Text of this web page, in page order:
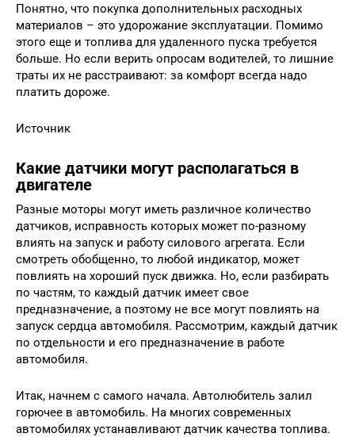
Понятно, что покупка дополнительных расходных
материалов – это удорожание эксплуатации. Помимо
этого еще и топлива для удаленного пуска требуется
больше. Но если верить опросам водителей, то лишние
траты их не расстраивают: за комфорт всегда надо
платить дороже.
Источник
Какие датчики могут располагаться в
двигателе
Разные моторы могут иметь различное количество
датчиков, исправность которых может по-разному
влиять на запуск и работу силового агрегата. Если
смотреть обобщенно, то любой индикатор, может
повлиять на хороший пуск движка. Но, если разбирать
по частям, то каждый датчик имеет свое
предназначение, а поэтому не все могут повлиять на
запуск сердца автомобиля. Рассмотрим, каждый датчик
по отдельности и его предназначение в работе
автомобиля.
Итак, начнем с самого начала. Автолюбитель залил
горючее в автомобиль. На многих современных
автомобилях устанавливают датчик качества топлива.